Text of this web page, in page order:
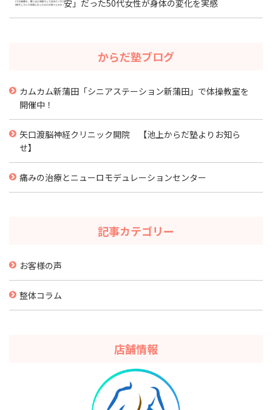
安」だった50代女性が身体の変化を実感
からだ塾ブログ
カムカム新蒲田「シニアステーション新蒲田」で体操教室を
開催中！
矢口渡脳神経クリニック開院 【池上からだ塾よりお知ら
せ】
痛みの治療とニューロモデュレーションセンター
記事カテゴリー
お客様の声
整体コラム
店舗情報